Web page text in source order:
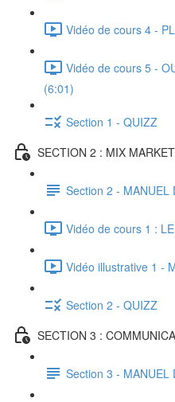
Vidéo de cours 4 -
Vidéo de cours 5 -
(6:01)
Section 1 - QUIZZ
SECTION 2 : MIX
Section 2 - MANUEL
Vidéo de cours 1 :
Vidéo illustrative 1 -
Section 2 - QUIZZ
SECTION 3 :
Section 3 - MANUEL